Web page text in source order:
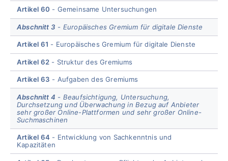
Artikel 60 Gemeinsame Untersuchungen
Abschnitt 3 Europäisches Gremium für digitale Dienste
Artikel 61 Europäisches Gremium für digitale Dienste
Artikel 62 Struktur des Gremiums
Artikel 63 Aufgaben des Gremiums
Abschnitt 4
Beaufsichtigung, Untersuchung,
Durchsetzung und Überwachung in Bezug auf Anbieter
sehr großer Online-Plattformen und sehr großer Online-
Suchmaschinen
Artikel 64
Entwicklung von Sachkenntnis und
Kapazitäten